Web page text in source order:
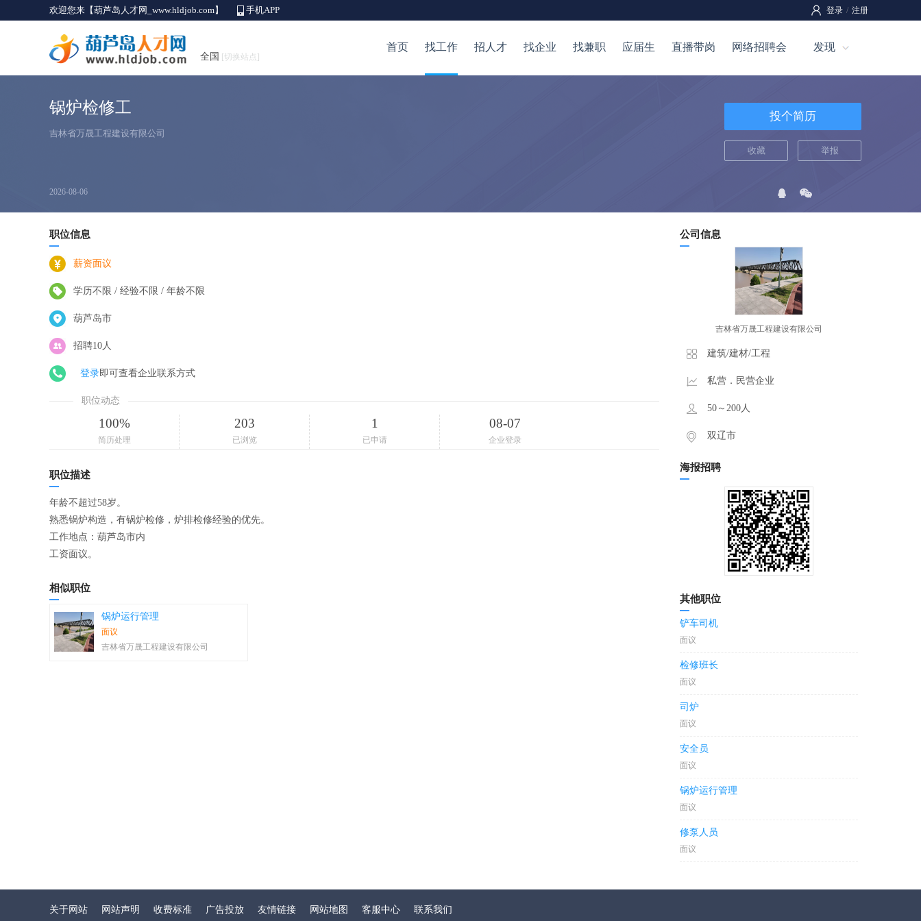
欢迎您来【葫芦岛人才网_www.hldjob.com】 手机APP 登录 / 注册
全国 [切换站点]
首页 找工作 招人才 找企业 找兼职 应届生 直播带岗 网络招聘会 发现
锅炉检修工
吉林省万晟工程建设有限公司
投个简历
收藏 举报
2026-08-06
职位信息
薪资面议
学历不限 / 经验不限 / 年龄不限
葫芦岛市
招聘10人
登录即可查看企业联系方式
职位动态
100%
简历处理
203
已浏览
1
已申请
08-07
企业登录
职位描述
年龄不超过58岁。
熟悉锅炉构造，有锅炉检修，炉排检修经验的优先。
工作地点：葫芦岛市内
工资面议。
相似职位
锅炉运行管理
面议
吉林省万晟工程建设有限公司
公司信息
吉林省万晟工程建设有限公司
建筑/建材/工程
私营．民营企业
50～200人
双辽市
海报招聘
其他职位
铲车司机
面议
检修班长
面议
司炉
面议
安全员
面议
锅炉运行管理
面议
修泵人员
面议
关于网站 网站声明 收费标准 广告投放 友情链接 网站地图 客服中心 联系我们